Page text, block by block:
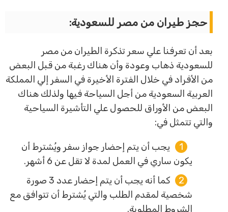
حجز طيران من مصر للسعودية:
بعد أن تعرفنا علي سعر تذكرة الطيران من مصر
للسعودية ذهاب وعودة وأن هناك رغبة من قبل البعض
من الأفراد في خلال الفترة الأخيرة في السفر إلي المملكة
العربية السعودية من أجل السياحة فيها ولذلك هناك
البعض من الأوراق للحصول علي التأشيرة السياحية
والتي تتمثل في:
يجب أن يتم إحضار جواز سفر ويُشترط أن
يكون ساري في العمل لمدة لا تقل عن 6 أشهر.
كما أنه يجب أن يتم إحضار عدد 3 صورة
شخصية لمقدم الطلب والتي يُشترط أن تتوافق مع
الشروط المطلوبة.